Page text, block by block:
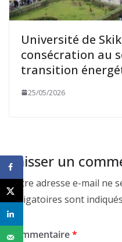
Université de
consécration au
transition
25/05/2026
Laisser un
Votre adresse e-mail ne
obligatoires sont
Commentaire*